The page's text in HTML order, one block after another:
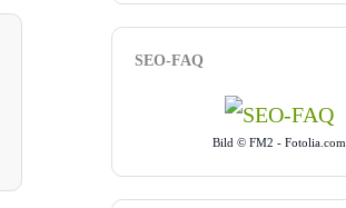
SEO-FAQ
Bild © FM2 - Fotolia.com